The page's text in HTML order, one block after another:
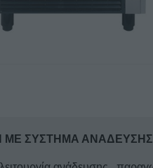
ΣΥΣΤΗΜΑ ΑΝΑΔΕΥΣΗΣ